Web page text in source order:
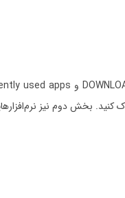
کنید. بخش دوم نیز